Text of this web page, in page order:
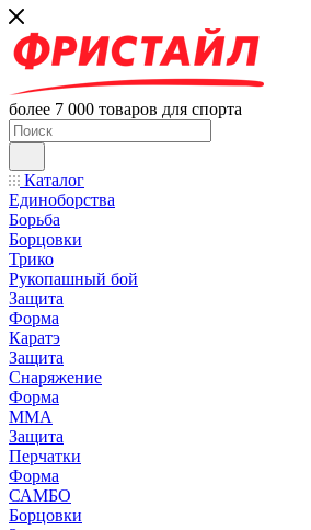
более 7 000 товаров для спорта
Каталог
Единоборства
Борьба
Борцовки
Трико
Рукопашный бой
Защита
Форма
Каратэ
Защита
Снаряжение
Форма
ММА
Защита
Перчатки
Форма
САМБО
Борцовки